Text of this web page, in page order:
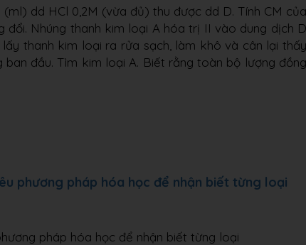
dd HCl 0,2M (vừa đủ) thu được dd D. Tính CM của
đổi. Nhúng thanh kim loại A hóa trị II vào dung dịch D
thanh kim loại ra rửa sạch, làm khô và cân lại thấy
đầu. Tìm kim loại A. Biết rằng toàn bộ lượng đồng
phương pháp hóa học để nhận biết từng loại
pháp hóa học để nhận biết từng loại